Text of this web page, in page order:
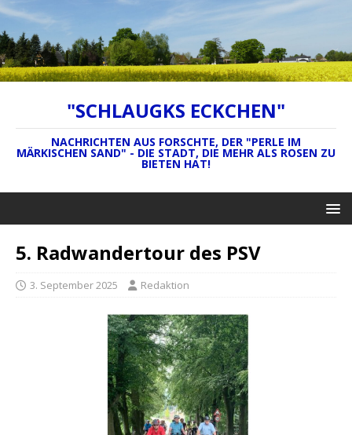
"SCHLAUGKS ECKCHEN"
NACHRICHTEN AUS FORSCHTE, DER "PERLE IM
MÄRKISCHEN SAND" - DIE STADT, DIE MEHR ALS ROSEN ZU
BIETEN HAT!
5. Radwandertour des PSV
3. September 2025 Redaktion